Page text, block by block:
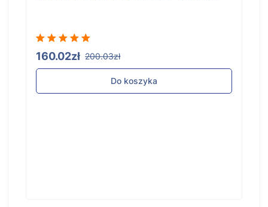
160.02zł 200.03zł
Do koszyka